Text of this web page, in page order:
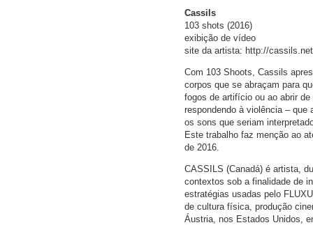
Cassils
103 shots (2016)
exibição de vídeo
site da artista: http://cassils.net
Com 103 Shoots, Cassils
corpos que se abraçam para
fogos de artifício ou ao abrir
respondendo à violência –
os sons que seriam
Este trabalho faz menção ao
de 2016.
CASSILS (Canadá) é artista,
contextos sob a finalidade de
estratégias usadas pelo
de cultura física, produção
Áustria, nos Estados Unidos,